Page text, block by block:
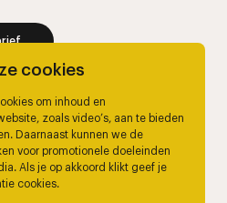
cookies
om inhoud en
zoals video’s, aan te bieden
Daarnaast kunnen we de
voor promotionele doeleinden
Als je op akkoord klikt geef je
cookies.